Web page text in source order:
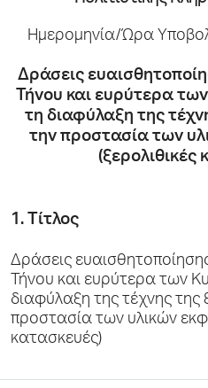
Ημερομηνία/Ώρα
Δράσεις
Τήνου και ευρύτερα
τη διαφύλαξη της
την προστασία των
(ξερολιθικές
1. Τίτλος
Δράσεις
Τήνου και ευρύτερα των
διαφύλαξη της τέχνης της
προστασία των υλικών
κατασκευές)